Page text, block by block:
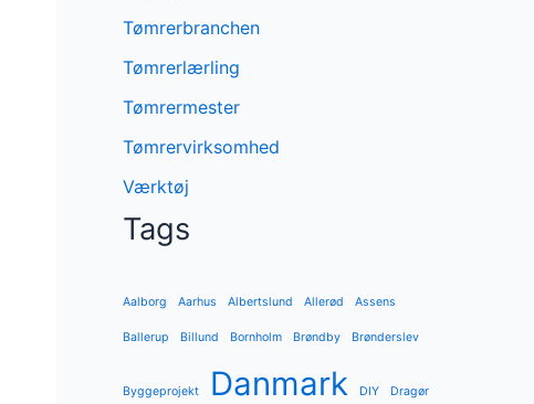
Tømrerbranchen
Tømrerlærling
Tømrermester
Tømrervirksomhed
Værktøj
Tags
Aalborg Aarhus Albertslund Allerød Assens
Ballerup Billund Bornholm Brøndby Brønderslev
Byggeprojekt Danmark DIY Dragør